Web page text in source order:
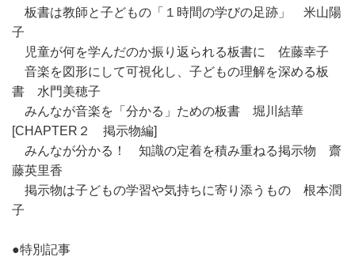
板書は教師と子どもの「１時間の学びの足跡」 米山陽
子
児童が何を学んだのか振り返られる板書に 佐藤幸子
音楽を図形にして可視化し、子どもの理解を深める板
書 水門美穂子
みんなが音楽を「分かる」ための板書 堀川結華
[CHAPTER２ 掲示物編]
みんなが分かる！ 知識の定着を積み重ねる掲示物 齋
藤英里香
掲示物は子どもの学習や気持ちに寄り添うもの 根本潤
子
●特別記事